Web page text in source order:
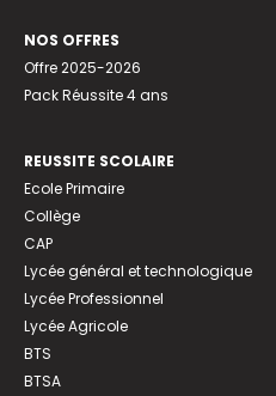
NOS OFFRES
Offre 2025-2026
Pack Réussite 4 ans
REUSSITE SCOLAIRE
Ecole Primaire
Collège
CAP
Lycée général et technologique
Lycée Professionnel
Lycée Agricole
BTS
BTSA